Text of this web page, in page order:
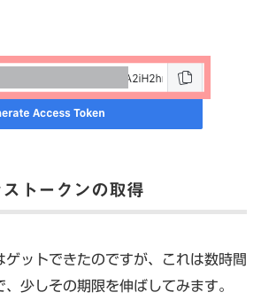
トークンの取得
ゲットできたのですが、これは数時間
少しその期限を伸ばしてみます。